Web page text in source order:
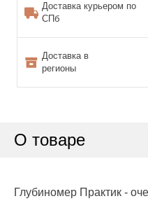
Доставка курьером по
СПб
Доставка в
регионы
О товаре
Глубиномер Практик -